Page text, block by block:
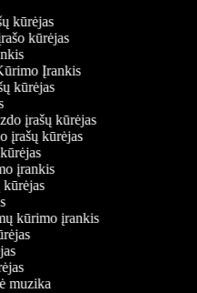
kūrėjas
kūrėjas
Įrankis
kūrėjas
įrašų kūrėjas
įrašų kūrėjas
įrankis
kūrėjas
kūrimo įrankis
muzika